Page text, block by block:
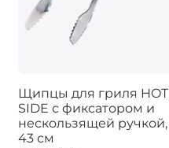
Щипцы для гриля HOT
SIDE с фиксатором и
нескользящей ручкой,
43 см